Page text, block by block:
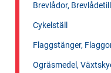
Brevlådor,
Cykelställ
Flaggstänger,
Ogräsmedel,